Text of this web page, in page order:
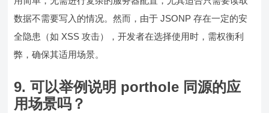
数据不需要写入的情况。然而，由于 JSONP 存在一定的安
全隐患（如 XSS 攻击），开发者在选择使用时，需权衡利
弊，确保其适用场景。
9.可以举例说明 porthole 同源的应
用场景吗？